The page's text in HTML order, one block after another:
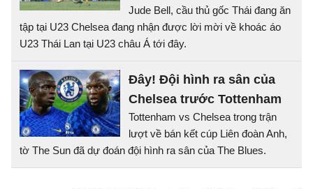
Jude Bell, cầu thủ gốc Thái đang ăn
tập tại U23 Chelsea đang nhận được lời mời về khoác áo
U23 Thái Lan tại U23 châu Á tới đây.
Đây! Đội hình ra sân của
Chelsea trước Tottenham
Tottenham vs Chelsea trong trận
lượt về bán kết cúp Liên đoàn Anh,
tờ The Sun đã dự đoán đội hình ra sân của The Blues.